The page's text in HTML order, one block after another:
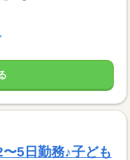
5日勤務♪子ども